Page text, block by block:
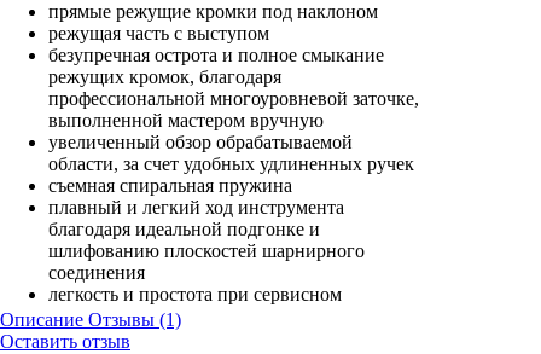
прямые режущие кромки под наклоном
режущая часть с выступом
безупречная острота и полное смыкание
режущих кромок, благодаря
профессиональной многоуровневой заточке,
выполненной мастером вручную
увеличенный обзор обрабатываемой
области, за счет удобных удлиненных ручек
съемная спиральная пружина
плавный и легкий ход инструмента
благодаря идеальной подгонке и
шлифованию плоскостей шарнирного
соединения
легкость и простота при сервисном
обслуживании инструмента, за счет
оригинальной перевернутой заклепки
Описание Отзывы (1)
Оставить отзыв